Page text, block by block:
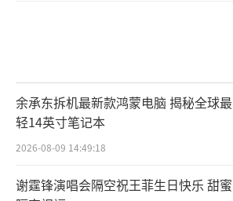
余承东拆机最新款鸿蒙电脑 揭秘全球最
轻14英寸笔记本
2026-08-09 14:49:18
谢霆锋演唱会隔空祝王菲生日快乐 甜蜜